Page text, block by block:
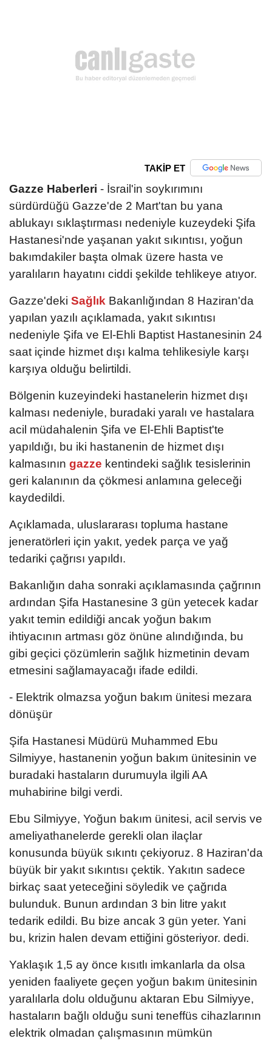
TAKİP ET
Gazze Haberleri - İsrail'in soykırımını
sürdürdüğü Gazze'de 2 Mart'tan bu yana
ablukayı sıklaştırması nedeniyle kuzeydeki Şifa
Hastanesi'nde yaşanan yakıt sıkıntısı, yoğun
bakımdakiler başta olmak üzere hasta ve
yaralıların hayatını ciddi şekilde tehlikeye atıyor.
Gazze'deki Sağlık Bakanlığından 8 Haziran'da
yapılan yazılı açıklamada, yakıt sıkıntısı
nedeniyle Şifa ve El-Ehli Baptist Hastanesinin 24
saat içinde hizmet dışı kalma tehlikesiyle karşı
karşıya olduğu belirtildi.
Bölgenin kuzeyindeki hastanelerin hizmet dışı
kalması nedeniyle, buradaki yaralı ve hastalara
acil müdahalenin Şifa ve El-Ehli Baptist'te
yapıldığı, bu iki hastanenin de hizmet dışı
kalmasının gazze kentindeki sağlık tesislerinin
geri kalanının da çökmesi anlamına geleceği
kaydedildi.
Açıklamada, uluslararası topluma hastane
jeneratörleri için yakıt, yedek parça ve yağ
tedariki çağrısı yapıldı.
Bakanlığın daha sonraki açıklamasında çağrının
ardından Şifa Hastanesine 3 gün yetecek kadar
yakıt temin edildiği ancak yoğun bakım
ihtiyacının artması göz önüne alındığında, bu
gibi geçici çözümlerin sağlık hizmetinin devam
etmesini sağlamayacağı ifade edildi.
- Elektrik olmazsa yoğun bakım ünitesi mezara
dönüşür
Şifa Hastanesi Müdürü Muhammed Ebu
Silmiyye, hastanenin yoğun bakım ünitesinin ve
buradaki hastaların durumuyla ilgili AA
muhabirine bilgi verdi.
Ebu Silmiyye, Yoğun bakım ünitesi, acil servis ve
ameliyathanelerde gerekli olan ilaçlar
konusunda büyük sıkıntı çekiyoruz. 8 Haziran'da
büyük bir yakıt sıkıntısı çektik. Yakıtın sadece
birkaç saat yeteceğini söyledik ve çağrıda
bulunduk. Bunun ardından 3 bin litre yakıt
tedarik edildi. Bu bize ancak 3 gün yeter. Yani
bu, krizin halen devam ettiğini gösteriyor. dedi.
Yaklaşık 1,5 ay önce kısıtlı imkanlarla da olsa
yeniden faaliyete geçen yoğun bakım ünitesinin
yaralılarla dolu olduğunu aktaran Ebu Silmiyye,
hastaların bağlı olduğu suni teneffüs cihazlarının
elektrik olmadan çalışmasının mümkün